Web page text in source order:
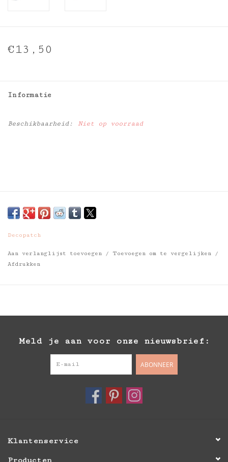
€13,50
Informatie
Beschikbaarheid: Niet op voorraad
Decopatch
Aan verlanglijst toevoegen / Toevoegen om te vergelijken
/
Afdrukken
Meld je aan voor onze nieuwsbrief:
ABONNEER
Klantenservice